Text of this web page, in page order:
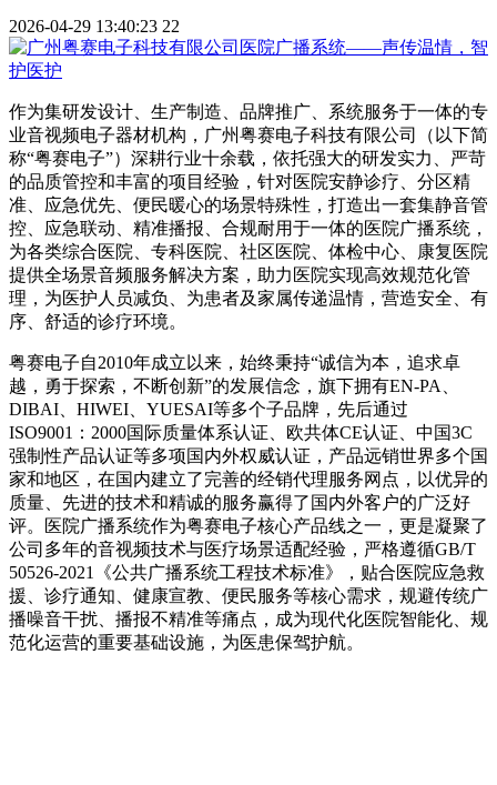
2026-04-29 13:40:23 22
作为集研发设计、生产制造、品牌推广、系统服务于一体的专
业音视频电子器材机构，广州粤赛电子科技有限公司（以下简
称“粤赛电子”）深耕行业十余载，依托强大的研发实力、严苛
的品质管控和丰富的项目经验，针对医院安静诊疗、分区精
准、应急优先、便民暖心的场景特殊性，打造出一套集静音管
控、应急联动、精准播报、合规耐用于一体的医院广播系统，
为各类综合医院、专科医院、社区医院、体检中心、康复医院
提供全场景音频服务解决方案，助力医院实现高效规范化管
理，为医护人员减负、为患者及家属传递温情，营造安全、有
序、舒适的诊疗环境。
粤赛电子自2010年成立以来，始终秉持“诚信为本，追求卓
越，勇于探索，不断创新”的发展信念，旗下拥有EN-PA、
DIBAI、HIWEI、YUESAI等多个子品牌，先后通过
ISO9001：2000国际质量体系认证、欧共体CE认证、中国3C
强制性产品认证等多项国内外权威认证，产品远销世界多个国
家和地区，在国内建立了完善的经销代理服务网点，以优异的
质量、先进的技术和精诚的服务赢得了国内外客户的广泛好
评。医院广播系统作为粤赛电子核心产品线之一，更是凝聚了
公司多年的音视频技术与医疗场景适配经验，严格遵循GB/T
50526-2021《公共广播系统工程技术标准》，贴合医院应急救
援、诊疗通知、健康宣教、便民服务等核心需求，规避传统广
播噪音干扰、播报不精准等痛点，成为现代化医院智能化、规
范化运营的重要基础设施，为医患保驾护航。